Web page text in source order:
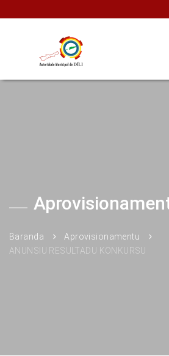
Baranda
Aprovisionamentu
ANUNSIU RESULTADU KONKURSU